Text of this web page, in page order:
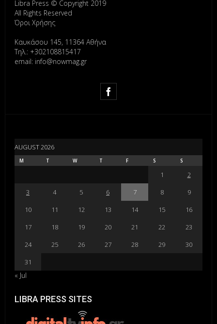
Libra Press © Copyright 2019
All Rights Reserved
Όροι Χρήσης
Καυκάσου 145, 11364 Αθήνα
Τηλ.: +302108815417
email: info@nowmag.gr
AUGUST 2026
M T W T F S S
1
2
3
4 5 6 7 8
9
10
11 12 13 14 15
16
17
18 19 20 21 22
23
24
25 26 27 28 29
30
31
« Jul
LIBRA PRESS SITES